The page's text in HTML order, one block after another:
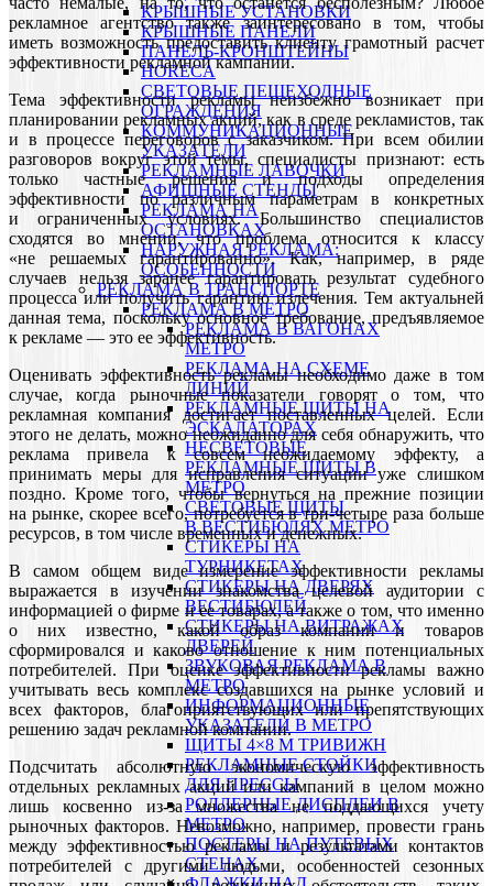
КРЫШНЫЕ УСТАНОВКИ
КРЫШНЫЕ ПАНЕЛИ
ПАНЕЛЬ-КРОНШТЕЙНЫ
HORECA
СВЕТОВЫЕ ПЕШЕХОДНЫЕ
ОГРАЖДЕНИЯ
КОММУНИКАЦИОННЫЕ
УКАЗАТЕЛИ
РЕКЛАМНЫЕ ЛАВОЧКИ
АФИШНЫЕ СТЕНДЫ
РЕКЛАМА НА
ОСТАНОВКАХ
НАРУЖНАЯ РЕКЛАМА:
ОСОБЕННОСТИ
РЕКЛАМА В ТРАНСПОРТЕ
РЕКЛАМА В МЕТРО
РЕКЛАМА В ВАГОНАХ
МЕТРО
РЕКЛАМА НА СХЕМЕ
ЛИНИЙ
РЕКЛАМНЫЕ ЩИТЫ НА
ЭСКАЛАТОРАХ
НЕСВЕТОВЫЕ
РЕКЛАМНЫЕ ЩИТЫ В
МЕТРО
СВЕТОВЫЕ ЩИТЫ
В ВЕСТИБЮЛЯХ МЕТРО
СТИКЕРЫ НА
ТУРНИКЕТАХ
CТИКЕРЫ НА ДВЕРЯХ
ВЕСТИБЮЛЕЙ
CТИКЕРЫ НА ВИТРАЖАХ
ДВЕРЕЙ
ЗВУКОВАЯ РЕКЛАМА В
МЕТРО
ИНФОРМАЦИОННЫЕ
УКАЗАТЕЛИ В МЕТРО
ЩИТЫ 4×8 М ТРИВИЖН
РЕКЛАМНЫЕ СТОЙКИ
ДЛЯ ПРЕССЫ
РОЛЛЕРНЫЕ ДИСПЛЕИ В
МЕТРО
ПОСТЕРЫ НА ПУТЕВЫХ
СТЕНАХ
рекламное агентство также заинтересовано в том, чтобы
иметь возможность предоставить клиенту грамотный расчет
эффективности рекламной кампании.
Тема эффективности рекламы неизбежно возникает при
планировании рекламных акций, как в среде рекламистов, так
и в процессе переговоров с заказчиком. При всем обилии
разговоров вокруг этой темы, специалисты признают: есть
только частные решения и подходы определения
эффективности по различным параметрам в конкретных
и ограниченных условиях. Большинство специалистов
сходятся во мнении, что проблема относится к классу
«не решаемых гарантированно». Как, например, в ряде
случаев нельзя заранее гарантировать результат судебного
процесса или получить гарантию излечения. Тем актуальней
данная тема, поскольку основное требование, предъявляемое
к рекламе — это ее эффективность.
Оценивать эффективность рекламы необходимо даже в том
случае, когда рыночные показатели говорят о том, что
рекламная компания достигает поставленных целей. Если
этого не делать, можно неожиданно для себя обнаружить, что
реклама привела к совсем неожидаемому эффекту, а
принимать меры для исправления ситуации уже слишком
поздно. Кроме того, чтобы вернуться на прежние позиции
на рынке, скорее всего, потребуется в три-четыре раза больше
ресурсов, в том числе временных и денежных.
В самом общем виде измерение эффективности рекламы
выражается в изучении знакомства целевой аудитории с
информацией о фирме и ее товарах, а также о том, что именно
о них известно, какой образ компании и товаров
сформировался и каково отношение к ним потенциальных
потребителей. При оценке эффективности рекламы важно
учитывать весь комплекс создавшихся на рынке условий и
всех факторов, благоприятствующих или препятствующих
решению задач рекламной компании.
Подсчитать абсолютную экономическую эффективность
отдельных рекламных акций или кампаний в целом можно
лишь косвенно из-за множества не поддающихся учету
рыночных факторов. Невозможно, например, провести грань
между эффективностью рекламы и результатами контактов
потребителей с другими людьми, особенностей сезонных